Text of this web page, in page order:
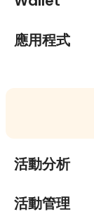
應用程式
活動分析
活動管理